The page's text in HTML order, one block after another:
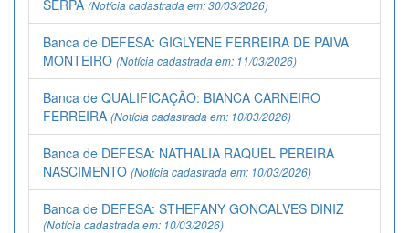
SERPA (Notícia cadastrada em: 30/03/2026)
Banca de DEFESA: GIGLYENE FERREIRA DE PAIVA
MONTEIRO (Notícia cadastrada em: 11/03/2026)
Banca de QUALIFICAÇÃO: BIANCA CARNEIRO
FERREIRA (Notícia cadastrada em: 10/03/2026)
Banca de DEFESA: NATHALIA RAQUEL PEREIRA
NASCIMENTO (Notícia cadastrada em: 10/03/2026)
Banca de DEFESA: STHEFANY GONCALVES DINIZ
(Notícia cadastrada em: 10/03/2026)